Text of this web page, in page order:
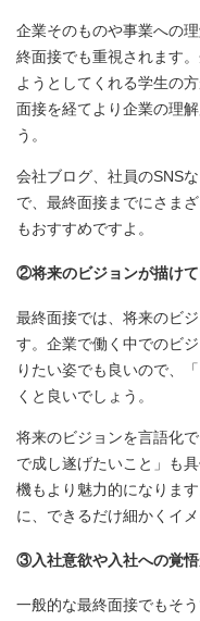
企業そのものや事業への
終面接でも重視されます
ようとしてくれる学生の
面接を経てより企業の理
う。
会社ブログ、社員のSNS
で、最終面接までにさま
もおすすめですよ。
②将来のビジョンが描け
最終面接では、将来のビ
す。企業で働く中でのビ
りたい姿でも良いので、
くと良いでしょう。
将来のビジョンを言語化
で成し遂げたいこと」も
機もより魅力的になりま
に、できるだけ細かくイ
③入社意欲や入社への覚
一般的な最終面接でもそ